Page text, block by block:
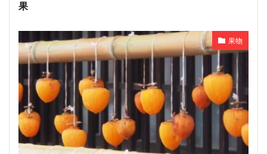
果
果物